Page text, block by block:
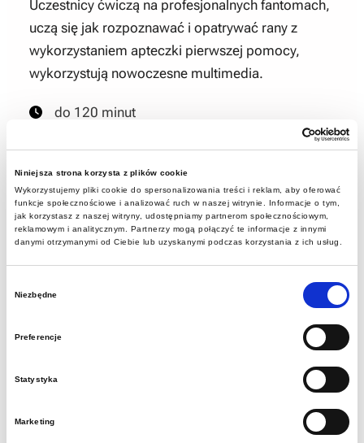
Niniejsza strona korzysta z plików cookie
Wykorzystujemy pliki cookie do spersonalizowania treści i reklam, aby oferować
funkcje społecznościowe i analizować ruch w naszej witrynie. Informacje o tym,
jak korzystasz z naszej witryny, udostępniamy partnerom społecznościowym,
reklamowym i analitycznym. Partnerzy mogą połączyć te informacje z innymi
danymi otrzymanymi od Ciebie lub uzyskanymi podczas korzystania z ich usług.
Niezbędne
Preferencje
Statystyka
Marketing
Uczestnicy ćwiczą na profesjonalnych fantomach,
uczą się jak rozpoznawać i opatrywać rany z
wykorzystaniem apteczki pierwszej pomocy,
wykorzystują nowoczesne multimedia.
do 120 minut
Sztolnia Królowa Luiza, ul. Mochnackiego 12,
Zabrze
Dla grup zorganizowanych: szkół i przedszkoli
Po zakończeniu zwiedzania podziemnego grupy
mogą wziąć udział w kreatywnych warsztatach,
podczas których każdy uczestnik stworzy własną,
unikatową pamiątkę (własnoręcznie
komponowane mydełka z aktywnym węglem lub